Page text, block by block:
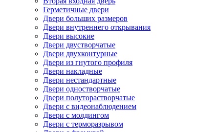
Герметичные двери
Двери больших размеров
Двери внутреннего открывания
Двери высокие
Двери двустворчатые
Двери двухконтурные
Двери из гнутого профиля
Двери накладные
Двери нестандартные
Двери одностворчатые
Двери полуторастворчатые
Двери с видеонаблюдением
Двери с молдингом
Двери с терморазрывом